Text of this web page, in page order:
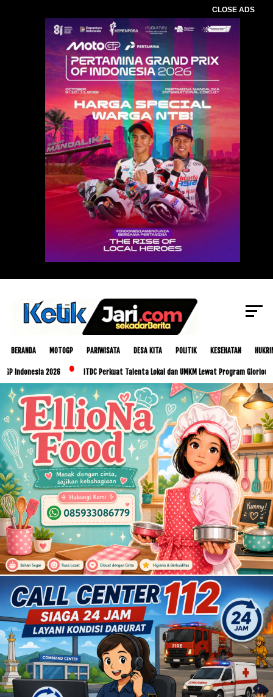
CLOSE ADS
BERANDA MOTOGP PARIWISATA DESA KITA POLITIK KESEHATAN
2026 ITDC Perkuat Talenta Lokal dan UMKM Lewat Program Glorious Golo Mori